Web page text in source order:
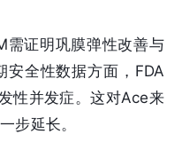
需证明巩膜弹性改善与
安全性数据方面，FDA
性并发症。这对Ace来
步延长。